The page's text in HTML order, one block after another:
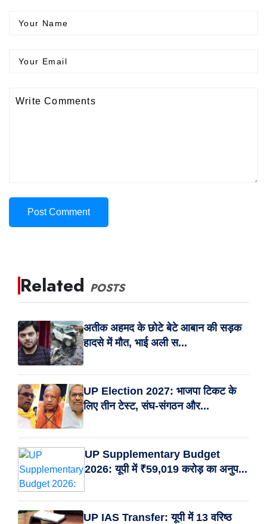
Post Comment
Related POSTS
अतीक अहमद के छोटे बेटे आबान की सड़क
हादसे में मौत, भाई अली स...
UP Election 2027: भाजपा टिकट के
लिए तीन टेस्ट, संघ-संगठन और...
UP Supplementary Budget
2026: यूपी में ₹59,019 करोड़ का अनुप...
UP IAS Transfer: यूपी में 13 वरिष्ठ